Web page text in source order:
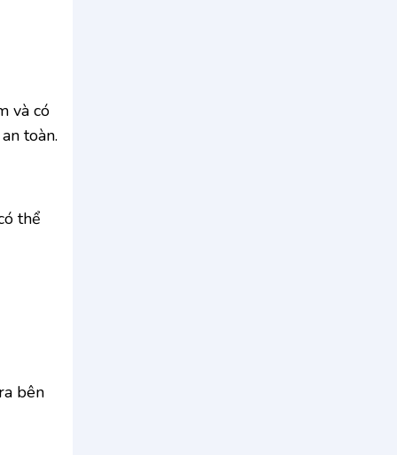
và có
toàn.
thể
bên